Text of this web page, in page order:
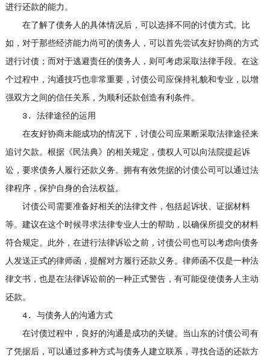
进行还款的能力。
在了解了债务人的具体情况后，可以选择不同的讨债方式。比
如，对于那些经济能力尚可的债务人，可以首先尝试友好协商的方式
进行讨债；而对于逃避责任的债务人，则可考虑采取法律手段。在这
个过程中，沟通技巧也非常重要，讨债公司应保持礼貌和专业，以增
强双方之间的信任关系，为顺利还款创造有利条件。
3. 法律途径的运用
在友好协商未能成功的情况下，讨债公司应果断采取法律途径来
追讨欠款。根据《民法典》的相关规定，债权人可以向法院提起诉
讼，要求债务人履行还款义务。拥有有效凭据的讨债公司可以通过法
律程序，保护自身的合法权益。
讨债公司需要准备好相关的法律文件，包括起诉状、证据材料
等。建议在这个时候寻求法律专业人士的帮助，以确保所提交的材料
符合规定。此外，在进行法律诉讼之前，讨债公司也可以考虑向债务
人发送正式的律师函，提醒对方履行还款义务。律师函不仅是一种法
律文书，也是在法律诉讼前的一种正式警告，有可能促使债务人主动
还款。
4. 与债务人的沟通方式
在讨债过程中，良好的沟通是成功的关键。当山东的讨债公司有
了凭据后，可以通过多种方式与债务人建立联系，寻找合适的还款方